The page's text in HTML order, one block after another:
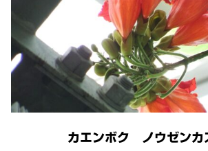
カエンボク ノウゼンカ